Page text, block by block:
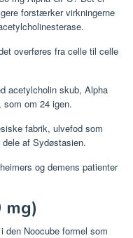
forstærker virkningerne
overføres fra celle til celle
acetylcholin skub, Alpha
om 24 igen.
fabrik, ulvefod som
af Sydøstasien.
og demens patienter
mg)
den Noocube formel som